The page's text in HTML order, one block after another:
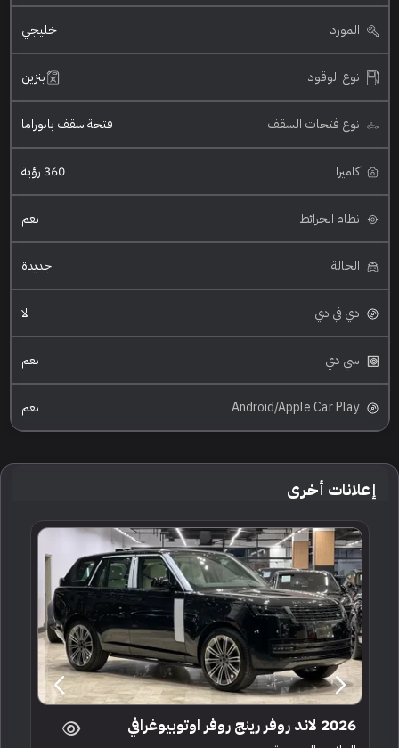
المورد خليجي
نوع الوقود بنزين
نوع فتحات السقف فتحة سقف بانوراما
كاميرا 360 رؤية
نظام الخرائط نعم
الحالة جديدة
دي في دي لا
سي دي نعم
Android/Apple Car Play نعم
إعلانات أخرى
2026 لاند روفر رينج روفر اوتوبيوغرافي